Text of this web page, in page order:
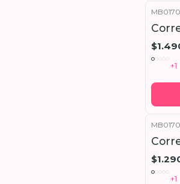
+1
+1